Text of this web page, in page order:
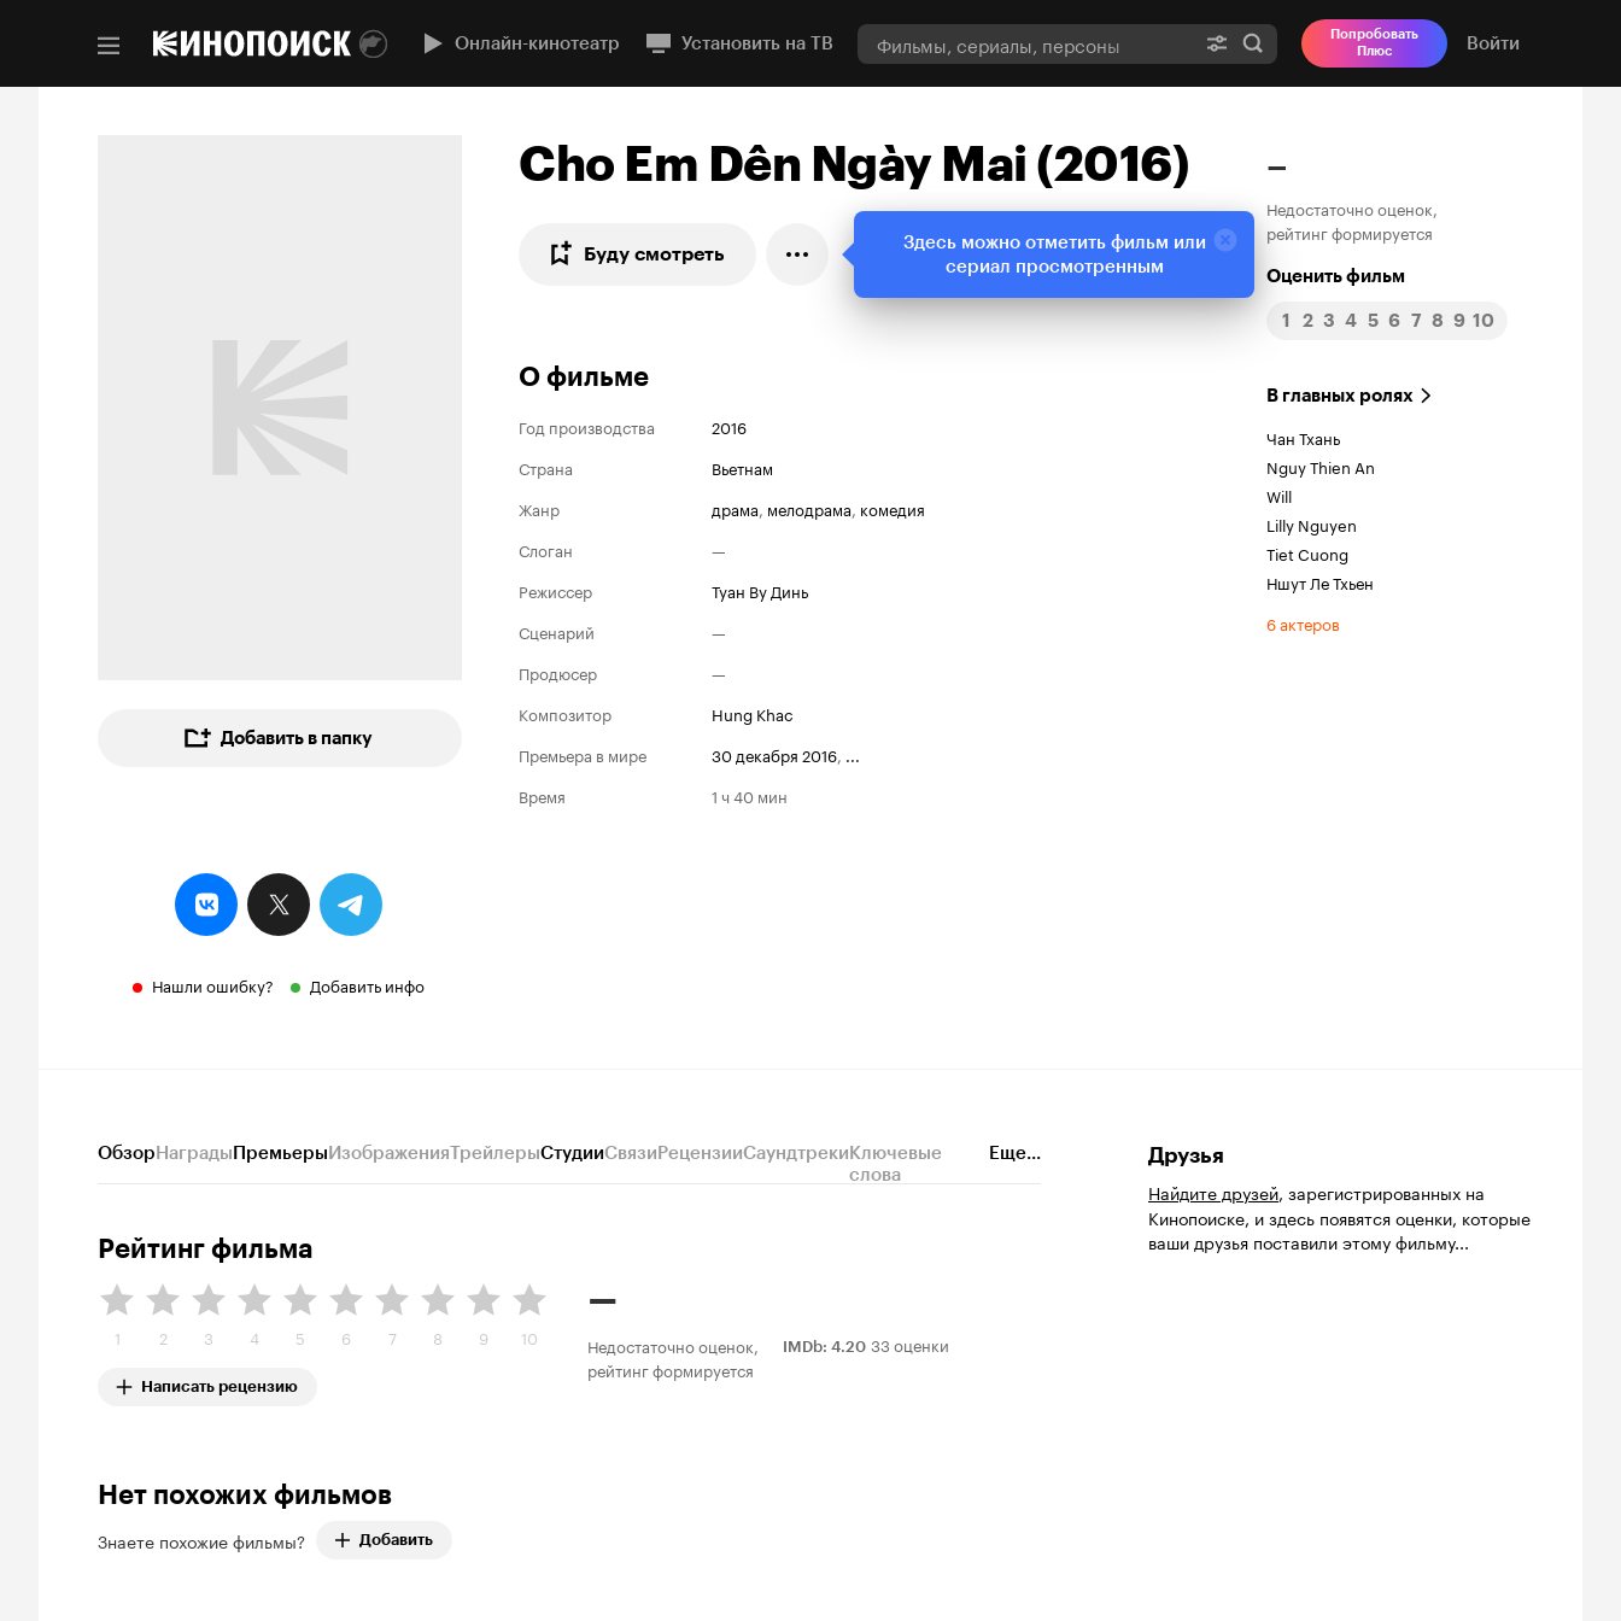
Онлайн-кинотеатр Установить на ТВ
Попробовать
Плюс
Войти
Добавить в папку
Нашли ошибку? Добавить инфо
Cho Em Dên Ngày Mai (2016)
Буду смотреть
–
Недостаточно оценок,
рейтинг формируется
Оценить фильм
1 2 3 4 5 6 7 8 9 10
О фильме
Год производства
2016
Страна
Вьетнам
Жанр
драма, мелодрама, комедия
Слоган
—
Режиссер
Туан Ву Динь
Сценарий
—
Продюсер
—
Композитор
Hung Khac
Премьера в мире
30 декабря 2016, ...
Время
1 ч 40 мин
В главных ролях
Чан Тхань
Nguy Thien An
Will
Lilly Nguyen
Tiet Cuong
Ншут Ле Тхьен
6 актеров
ОбзорНаградыПремьерыИзображенияТрейлерыСтудииСвязиРецензииСаундтрекиКлючевые
слова
Еще...
Рейтинг фильма
1 2 3 4 5 6 7 8 9 10
Написать рецензию
–
Недостаточно оценок,
рейтинг формируется
IMDb: 4.20 33 оценки
Нет похожих фильмов
Знаете похожие фильмы? Добавить
Друзья
Найдите друзей, зарегистрированных на
Кинопоиске, и здесь появятся оценки, которые
ваши друзья поставили этому фильму...
Здесь можно отметить фильм или
сериал просмотренным